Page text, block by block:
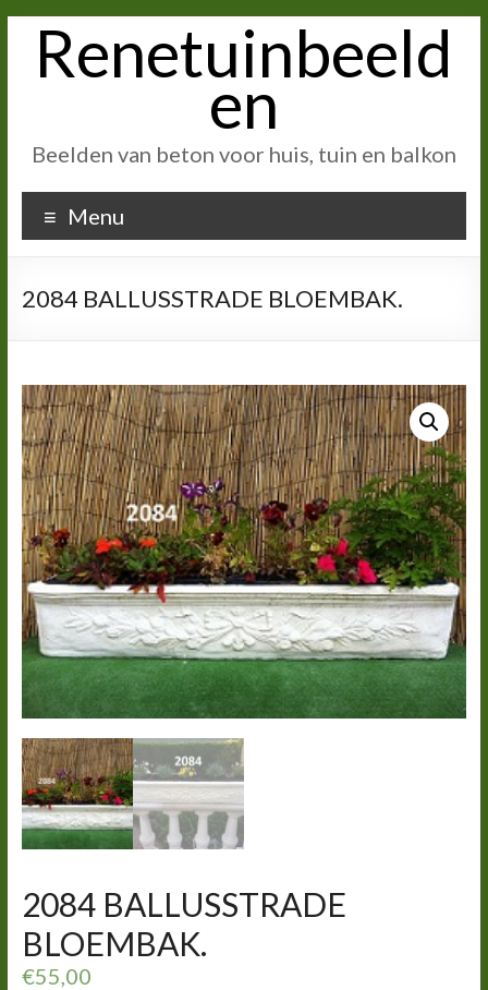
inhoudRenetuinbeeld
en
Beelden van beton voor huis, tuin en balkon
Menu
2084 BALLUSSTRADE BLOEMBAK.
2084 BALLUSSTRADE
BLOEMBAK.
€55,00